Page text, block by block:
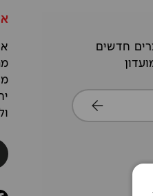
חדשים
הרשמה